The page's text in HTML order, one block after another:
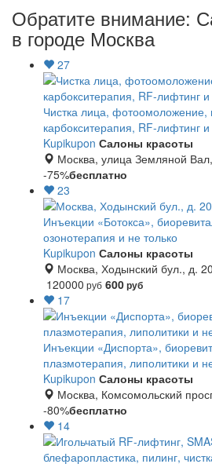
Обратите внимание:
в городе Москва
27
Чистка лица, фотоомоложение,
карбокситерапия, RF-лифтинг
Kupikupon Салоны красоты
Москва, улица Земляной
-75%бесплатно
23
Инъекции «Ботокса»,
озонотерапия и не только
Kupikupon Салоны красоты
Москва, Ходынский бул., д.
120000 руб 600руб
17
Инъекции «Диспорта»,
плазмотерапия, липолитики и
Kupikupon Салоны красоты
Москва, Комсомольский
-80%бесплатно
14